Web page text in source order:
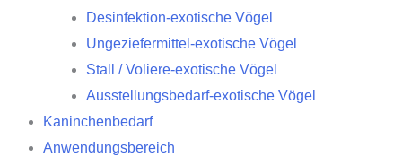
Desinfektion-exotische Vögel
Ungeziefermittel-exotische Vögel
Stall / Voliere-exotische Vögel
Ausstellungsbedarf-exotische Vögel
Kaninchenbedarf
Anwendungsbereich